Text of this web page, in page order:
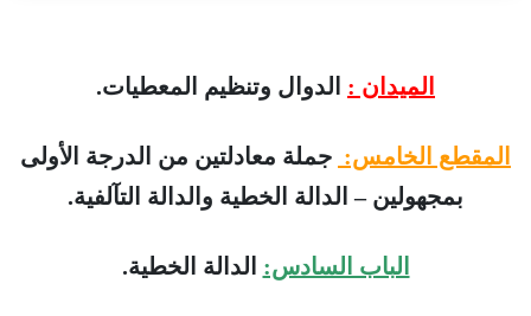
الميدان : الدوال وتنظيم المعطيات.
المقطع الخامس: جملة معادلتين من الدرجة الأولى
بمجهولين – الدالة الخطية والدالة التآلفية.
الباب السادس: الدالة الخطية.